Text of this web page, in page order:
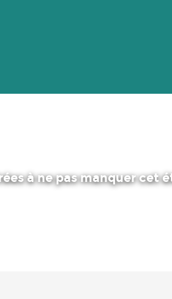
à ne pas manquer cet